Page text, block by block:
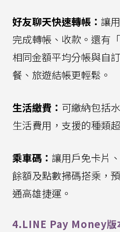
好友聊天快速轉帳： 讓
完成轉帳、收款。還有
相同金額平均分帳與自
餐、旅遊結帳更輕鬆。
生活繳費： 可繳納包括
生活費用，支援的種類
乘車碼： 讓用戶免卡片
餘額及點數掃碼搭乘，
通高雄捷運。
4.LINE Pay Money版